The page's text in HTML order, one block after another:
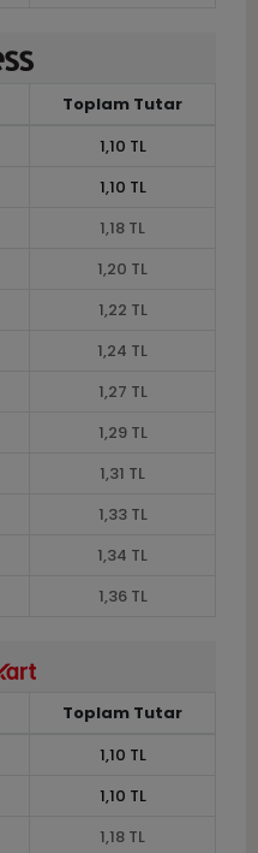
Toplam Tutar
1,10 TL
1,10 TL
1,18 TL
1,20 TL
1,22 TL
1,24 TL
1,27 TL
1,29 TL
1,31 TL
1,33 TL
1,34 TL
1,36 TL
Toplam Tutar
1,10 TL
1,10 TL
1,18 TL